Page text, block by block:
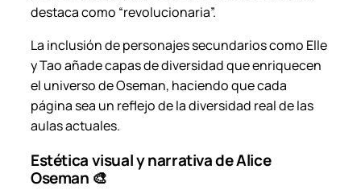
destaca como “revolucionaria”.
La inclusión de personajes secundarios como Elle
y Tao añade capas de diversidad que enriquecen
el universo de Oseman, haciendo que cada
página sea un reflejo de la diversidad real de las
aulas actuales.
Estética visual y narrativa de Alice
Oseman 🎨